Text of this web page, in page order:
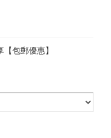
包郵優惠】